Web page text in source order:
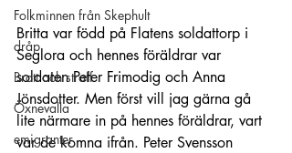
Folkminnen från Skephult
dråp
Brott och straff
Öxnevalla
emigranter
Britta var född på Flatens soldattorp i
Seglora och hennes föräldrar var
soldaten Peter Frimodig och Anna
Jönsdotter. Men först vill jag gärna gå
lite närmare in på hennes föräldrar, vart
var de komna ifrån. Peter Svensson